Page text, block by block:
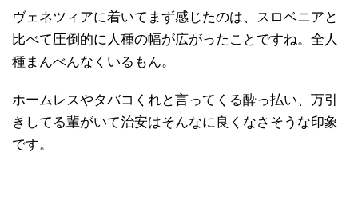
ヴェネツィアに着いてまず感じたのは、スロベニアと
比べて圧倒的に人種の幅が広がったことですね。全人
種まんべんなくいるもん。
ホームレスやタバコくれと言ってくる酔っ払い、万引
きしてる輩がいて治安はそんなに良くなさそうな印象
です。